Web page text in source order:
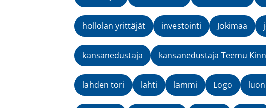
hollolan yrittäjät investointi Jokimaa
kansanedustaja kansanedustaja Teemu
lahden tori lahti lammi Logo